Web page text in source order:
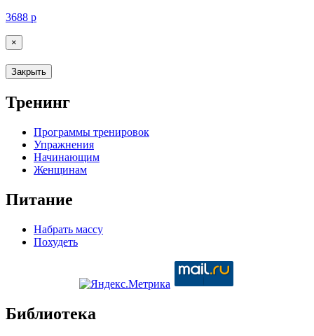
3688 р
×
Закрыть
Тренинг
Программы тренировок
Упражнения
Начинающим
Женщинам
Питание
Набрать массу
Похудеть
Библиотека